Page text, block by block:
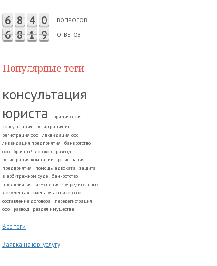
6 8 4 0 ВОПРОСОВ
6 8 1 9 ОТВЕТОВ
Популярные теги
консультация
юриста
юридическая
консультация
регистрация ип
регистрация ооо
ликвидация ооо
ликвидация предприятия
банкротство
ооо
брачный договор
развод.
регистрация компании
регистрация
предприятия
помощь адвоката
защита
в арбитражном суде
банкротство
предприятия
изменения в учредительных
документах
смена участников ооо
составление договора
перерегистрация
ооо
развод раздел имущества
Все теги
Заявка на юр. услугу